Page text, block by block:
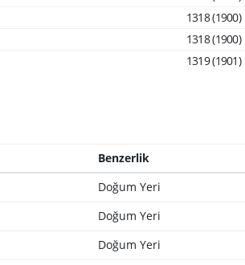
1318 (1900)
1318 (1900)
1319 (1901)
Benzerlik
Doğum Yeri
Doğum Yeri
Doğum Yeri